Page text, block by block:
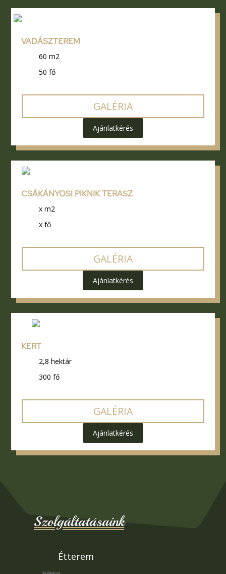
VADÁSZTEREM
60 m2
50 fő
GALÉRIA
Ajánlatkérés
CSÁKÁNYOSI PIKNIK TERASZ
x m2
x fő
GALÉRIA
Ajánlatkérés
KERT
2,8 hektár
300 fő
GALÉRIA
Ajánlatkérés
Szolgáltatásaink
Étterem